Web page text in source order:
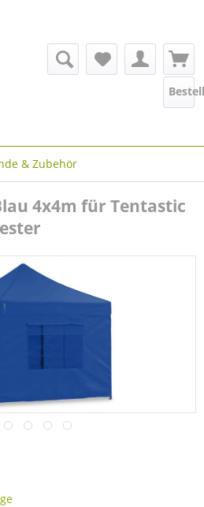
& Zubehör
4x4m für Tentastic